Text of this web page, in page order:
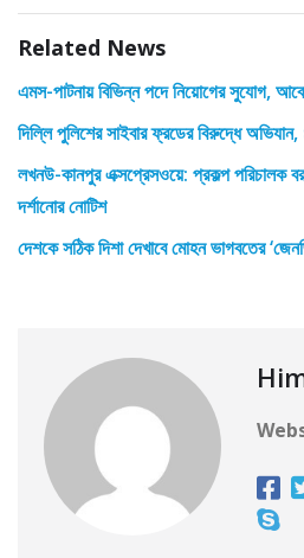
Related News
এমস-পাটনায় বিভিন্ন পদে নিয়োগের সুযোগ,
দিল্লি পুলিশের সাইবার ফ্রডের বিরুদ্ধে
লখনউ-কানপুর এক্সপ্রেসওয়ে: প্রকল্প পরিচালক
দর্শানোর নোটিশ
দেশকে সঠিক দিশা দেখাবে মোহন ভাগবতের